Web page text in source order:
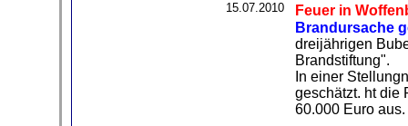
15.07.2010
Feuer in
Brandursache
dreijährigen
Brandstiftung".
In einer
geschätzt. ht die
60.000 Euro aus.